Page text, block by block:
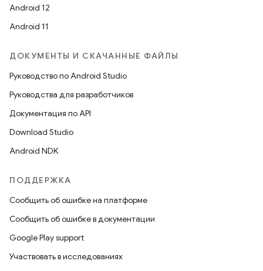
Android 12
Android 11
ДОКУМЕНТЫ И СКАЧАННЫЕ ФАЙЛЫ
Руководство по Android Studio
Руководства для разработчиков
Документация по API
Download Studio
Android NDK
ПОДДЕРЖКА
Сообщить об ошибке на платформе
Сообщить об ошибке в документации
Google Play support
Участвовать в исследованиях